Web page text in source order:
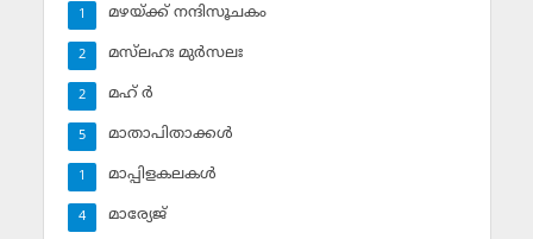
മഴയ്ക്ക് നന്ദിസൂചകം
1
മസ്‌ലഹഃ മുര്‍സലഃ
2
മഹ് ര്‍
2
മാതാപിതാക്കള്‍
5
മാപ്പിളകലകള്‍
1
മാര്യേജ്
4